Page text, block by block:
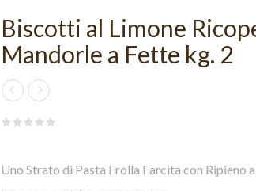
Biscotti al Limone
Mandorle a Fette kg. 2
Uno Strato di Pasta Frolla Farcita con Ripieno